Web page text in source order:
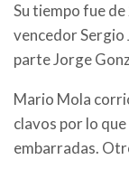
Su tiempo fue
vencedor Sergio
parte Jorge
Mario Mola
clavos por lo
embarradas.